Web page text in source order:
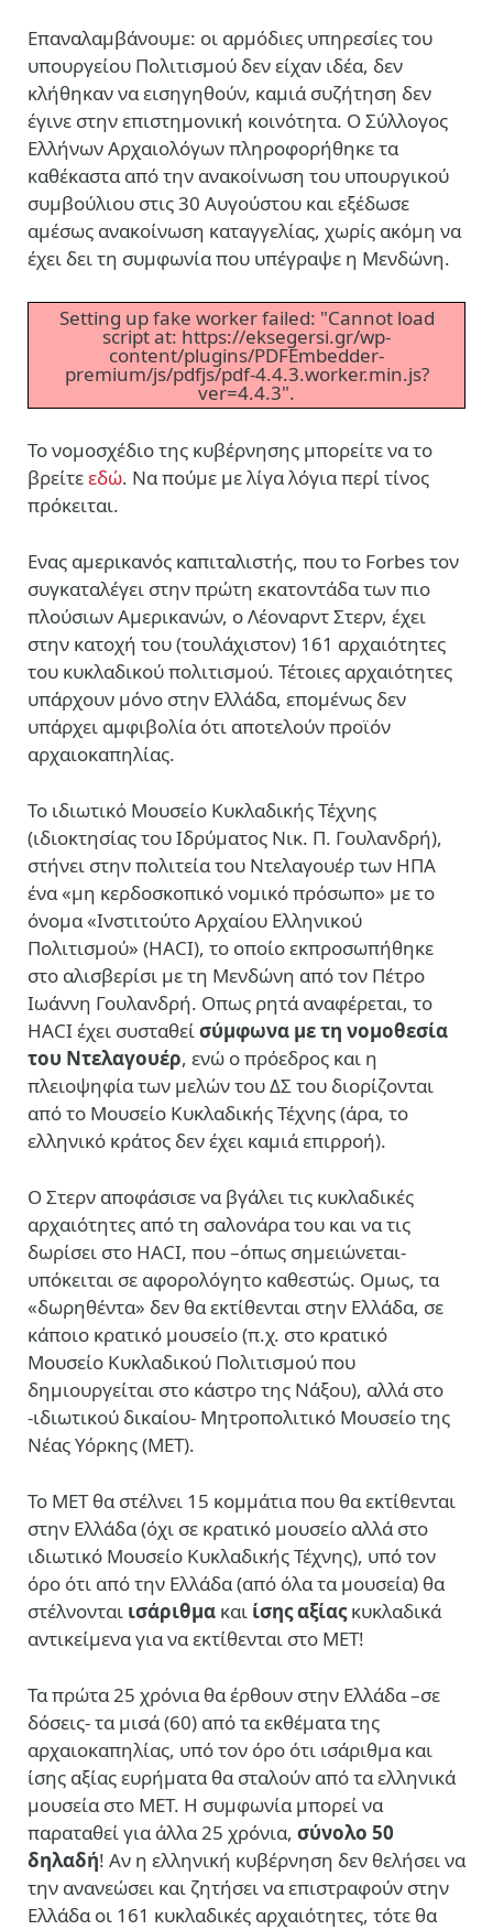
Επαναλαμβάνουμε: οι αρμόδιες υπηρεσίες του
υπουργείου Πολιτισμού δεν είχαν ιδέα, δεν
κλήθηκαν να εισηγηθούν, καμιά συζήτηση δεν
έγινε στην επιστημονική κοινότητα. Ο Σύλλογος
Ελλήνων Αρχαιολόγων πληροφορήθηκε τα
καθέκαστα από την ανακοίνωση του υπουργικού
συμβούλιου στις 30 Αυγούστου και εξέδωσε
αμέσως ανακοίνωση καταγγελίας, χωρίς ακόμη να
έχει δει τη συμφωνία που υπέγραψε η Μενδώνη.
Setting up fake worker failed: "Cannot load
script at: https://eksegersi.gr/wp-
content/plugins/PDFEmbedder-
premium/js/pdfjs/pdf-4.4.3.worker.min.js?
ver=4.4.3".
Το νομοσχέδιο της κυβέρνησης μπορείτε να το
βρείτεεδώ. Να πούμε με λίγα λόγια περί τίνος
πρόκειται.
Ενας αμερικανός καπιταλιστής, που το Forbes τον
συγκαταλέγει στην πρώτη εκατοντάδα των πιο
πλούσιων Αμερικανών, ο Λέοναρντ Στερν, έχει
στην κατοχή του (τουλάχιστον) 161 αρχαιότητες
του κυκλαδικού πολιτισμού. Τέτοιες αρχαιότητες
υπάρχουν μόνο στην Ελλάδα, επομένως δεν
υπάρχει αμφιβολία ότι αποτελούν προϊόν
αρχαιοκαπηλίας.
Το ιδιωτικό Μουσείο Κυκλαδικής Τέχνης
(ιδιοκτησίας του Ιδρύματος Νικ. Π. Γουλανδρή),
στήνει στην πολιτεία του Ντελαγουέρ των ΗΠΑ
ένα «μη κερδοσκοπικό νομικό πρόσωπο» με το
όνομα «Ινστιτούτο Αρχαίου Ελληνικού
Πολιτισμού» (HACI), το οποίο εκπροσωπήθηκε
στο αλισβερίσι με τη Μενδώνη από τον Πέτρο
Ιωάννη Γουλανδρή. Οπως ρητά αναφέρεται, το
HACI έχει συσταθείσύμφωνα με τη νομοθεσία
του Ντελαγουέρ, ενώ ο πρόεδρος και η
πλειοψηφία των μελών του ΔΣ του διορίζονται
από το Μουσείο Κυκλαδικής Τέχνης (άρα, το
ελληνικό κράτος δεν έχει καμιά επιρροή).
Ο Στερν αποφάσισε να βγάλει τις κυκλαδικές
αρχαιότητες από τη σαλονάρα του και να τις
δωρίσει στο HACI, που –όπως σημειώνεται-
υπόκειται σε αφορολόγητο καθεστώς. Ομως, τα
«δωρηθέντα» δεν θα εκτίθενται στην Ελλάδα, σε
κάποιο κρατικό μουσείο (π.χ. στο κρατικό
Μουσείο Κυκλαδικού Πολιτισμού που
δημιουργείται στο κάστρο της Νάξου), αλλά στο
-ιδιωτικού δικαίου- Μητροπολιτικό Μουσείο της
Νέας Υόρκης (ΜΕΤ).
Το ΜΕΤ θα στέλνει 15 κομμάτια που θα εκτίθενται
στην Ελλάδα (όχι σε κρατικό μουσείο αλλά στο
ιδιωτικό Μουσείο Κυκλαδικής Τέχνης), υπό τον
όρο ότι από την Ελλάδα (από όλα τα μουσεία) θα
στέλνονται ισάριθμα και ίσης αξίαςκυκλαδικά
αντικείμενα για να εκτίθενται στο ΜΕΤ!
Τα πρώτα 25 χρόνια θα έρθουν στην Ελλάδα –σε
δόσεις- τα μισά (60) από τα εκθέματα της
αρχαιοκαπηλίας, υπό τον όρο ότι ισάριθμα και
ίσης αξίας ευρήματα θα σταλούν από τα ελληνικά
μουσεία στο ΜΕΤ. Η συμφωνία μπορεί να
παραταθεί για άλλα 25 χρόνια, σύνολο 50
δηλαδή! Αν η ελληνική κυβέρνηση δεν θελήσει να
την ανανεώσει και ζητήσει να επιστραφούν στην
Ελλάδα οι 161 κυκλαδικές αρχαιότητες, τότε θα